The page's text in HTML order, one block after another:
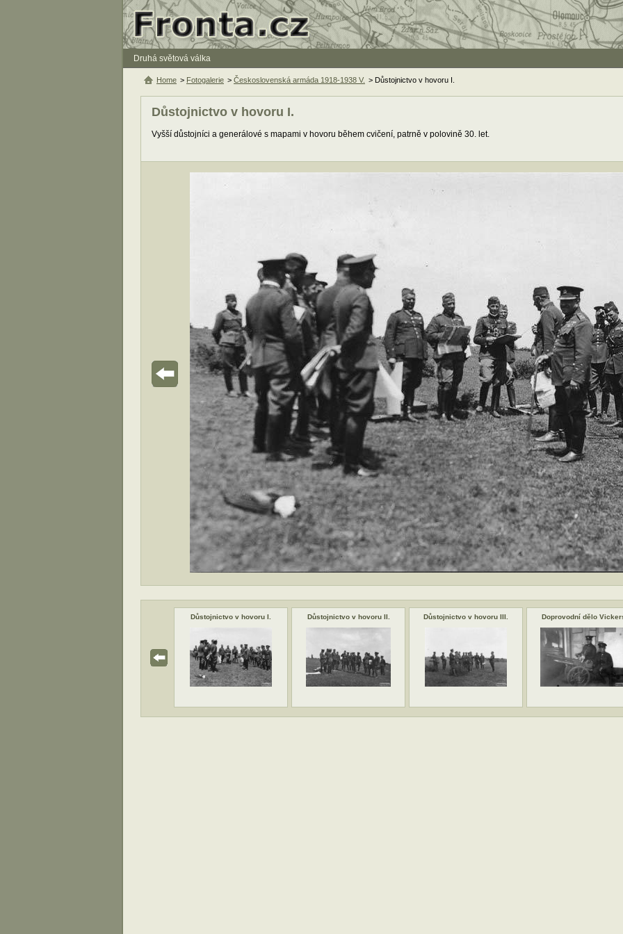
Druhá světová válka
Důstojnictvo v hovoru I.
Vyšší důstojníci a generálové s mapami v hovoru během cvičení, patrně v polovině 30. let.
Důstojnictvo v hovoru I. Důstojnictvo v hovoru II. Důstojnictvo v hovoru III. Doprovodní dělo
Home > Fotogalerie > Československá armáda 1918-1938 V. > Důstojnictvo v hovoru I.